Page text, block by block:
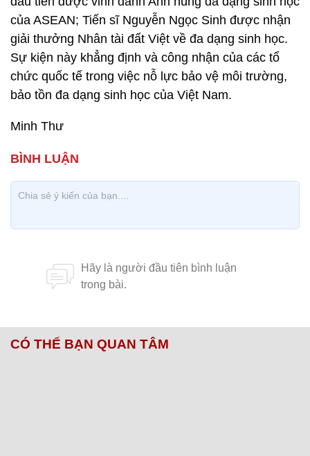
của ASEAN; Tiến sĩ Nguyễn Ngọc Sinh được nhận
giải thưởng Nhân tài đất Việt về đa dạng sinh học.
Sự kiện này khẳng định và công nhận của các tổ
chức quốc tế trong việc nỗ lực bảo vệ môi trường,
bảo tồn đa dạng sinh học của Việt Nam.
Minh Thư
CÓ THỂ BẠN QUAN TÂM